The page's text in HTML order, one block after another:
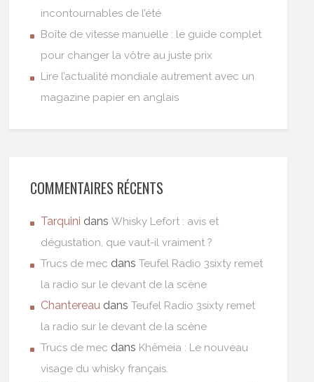
incontournables de l’été
Boîte de vitesse manuelle : le guide complet
pour changer la vôtre au juste prix
Lire l’actualité mondiale autrement avec un
magazine papier en anglais
COMMENTAIRES RÉCENTS
Tarquini dansWhisky Lefort : avis et
dégustation, que vaut-il vraiment ?
Trucs de mec dansTeufel Radio 3sixty remet
la radio sur le devant de la scène
Chantereau dansTeufel Radio 3sixty remet
la radio sur le devant de la scène
Trucs de mec dans Khêmeia : Le nouveau
visage du whisky français.